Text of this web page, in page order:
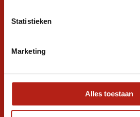
Statistieken
Marketing
Alles toestaan
Volg ons
promoties
* Lees hier de wettelijke beperkingen